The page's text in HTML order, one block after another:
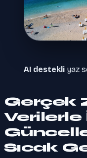
AI destekli yaz
Gerçek
Verilerle
Sıcak